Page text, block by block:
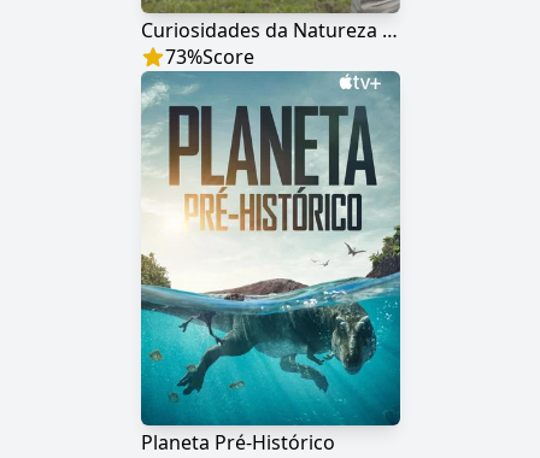
Curiosidades da Natureza com David Attenborough
73%Score
Planeta Pré-Histórico